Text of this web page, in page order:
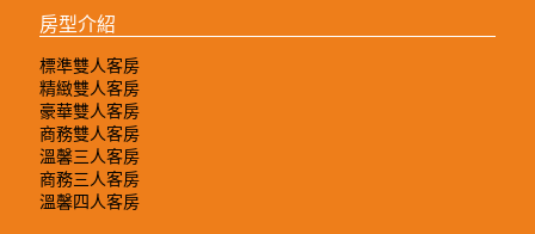
房型介紹
標準雙人客房
精緻雙人客房
豪華雙人客房
商務雙人客房
溫馨三人客房
商務三人客房
溫馨四人客房